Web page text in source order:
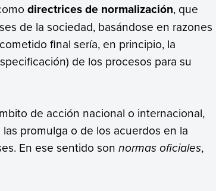
directrices de normalización, que
de la sociedad, basándose en razones
final sería, en principio, la
de los procesos para su
de acción nacional o internacional,
promulga o de los acuerdos en la
En ese sentido son normas oficiales,